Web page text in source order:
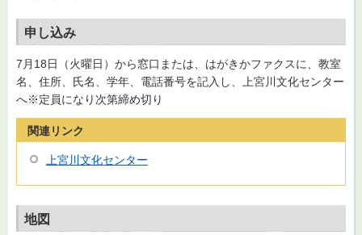
申し込み
7月18日（火曜日）から窓口または、はがきかファクスに、教室
名、住所、氏名、学年、電話番号を記入し、上宮川文化センター
へ※定員になり次第締め切り
関連リンク
上宮川文化センター
地図